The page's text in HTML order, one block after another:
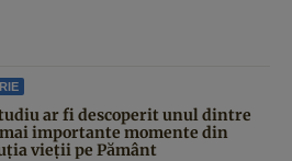
ar fi descoperit unul dintre
importante momente din
vieții pe Pământ